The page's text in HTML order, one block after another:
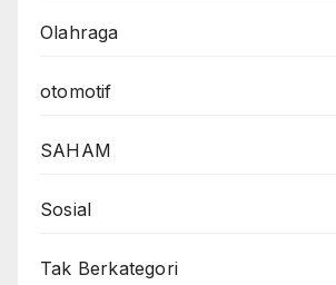
Olahraga
otomotif
SAHAM
Sosial
Tak Berkategori